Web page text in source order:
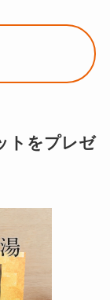
トをプレゼ